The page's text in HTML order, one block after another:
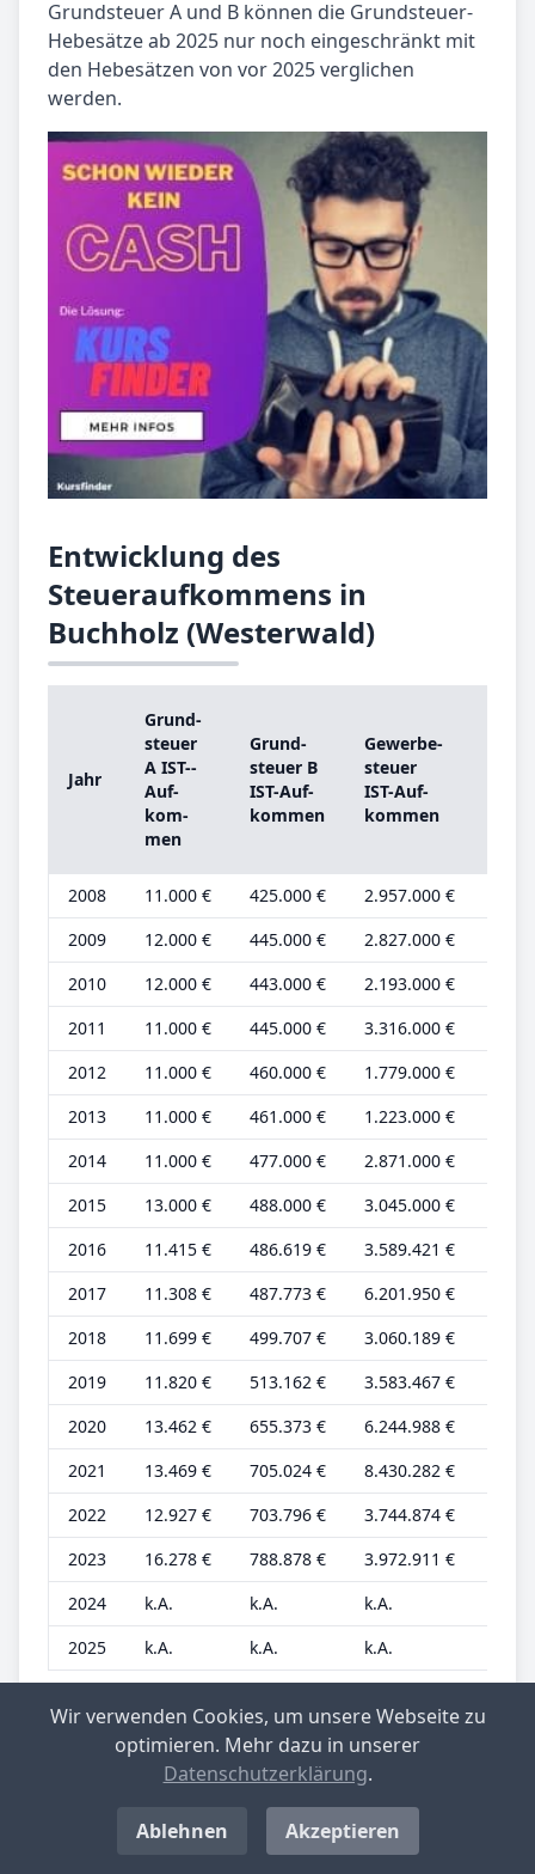
Grundsteuer A und B können die Grundsteuer-
Hebesätze ab 2025 nur noch eingeschränkt mit
den Hebesätzen von vor 2025 verglichen
werden.
Entwicklung des
Steueraufkommens in
Buchholz (Westerwald)
Jahr
Grund­
steu­er
A IST-­
Auf­
kom­
men
Grund­
steu­er B
IST-­Auf­
kom­men
Ge­wer­be­
steu­er
IST-­Auf­
kom­men
2008 11.000 € 425.000 € 2.957.000 €
2009
12.000 € 445.000 € 2.827.000 €
2010
12.000 € 443.000 € 2.193.000 €
2011
11.000 € 445.000 € 3.316.000 €
2012
11.000 € 460.000 € 1.779.000 €
2013
11.000 € 461.000 € 1.223.000 €
2014
11.000 € 477.000 € 2.871.000 €
2015
13.000 € 488.000 € 3.045.000 €
2016
11.415 € 486.619 € 3.589.421 €
2017
11.308 € 487.773 € 6.201.950 €
2018
11.699 € 499.707 € 3.060.189 €
2019
11.820 € 513.162 € 3.583.467 €
2020
13.462 € 655.373 € 6.244.988 €
2021
13.469 € 705.024 € 8.430.282 €
2022
12.927 € 703.796 € 3.744.874 €
2023
16.278 € 788.878 € 3.972.911 €
2024
k.A. k.A. k.A.
2025
k.A. k.A. k.A.
Informationen nebeneinander dargestellt
werden. Sie können aber in der Tabelle nach
rechts scrollen, um alle Informationen
anzuzeigen. Weiter liegen die Werte bis
einschließlich 2015 nur gerundet auf 1.000er-
Wir verwenden Cookies, um unsere Webseite zu
optimieren. Mehr dazu in unserer
Datenschutzerklärung.
Ablehnen Akzeptieren